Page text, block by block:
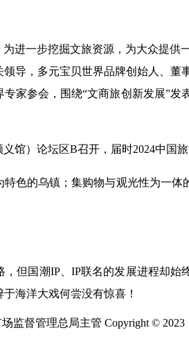
进一步挖掘文旅资源，为大众提供
导，多元宝贝世界品牌创始人、董
家参会，围绕“文商旅创新发展”发
馆）论坛区B召开，届时2024中国
色的乌镇；集购物与观光性为一体
但国潮IP、IP联名的发展进程却始
海洋大戏何尝没有惊喜！
场监督管理总局主管 Copyright ©